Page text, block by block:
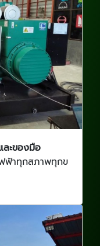
ละของมือ
ฟฟ้าทุกสภาพทุกข